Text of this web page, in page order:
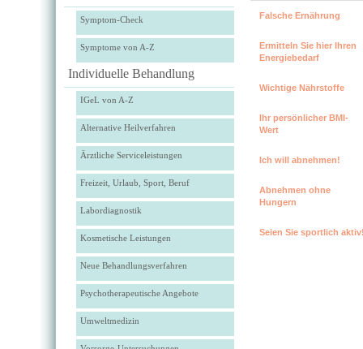
Symptom-Check
Symptome von A-Z
Individuelle Behandlung
IGeL von A-Z
Alternative Heilverfahren
Ärztliche Serviceleistungen
Freizeit, Urlaub, Sport, Beruf
Labordiagnostik
Kosmetische Leistungen
Neue Behandlungsverfahren
Psychotherapeutische Angebote
Umweltmedizin
Falsche Ernährung
Ermitteln Sie hier Ihren
Energiebedarf
Wichtige Nährstoffe
Ihr persönlicher BMI-
Wert
Ich will abnehmen!
Abnehmen ohne
Hungern
Seien Sie sportlich